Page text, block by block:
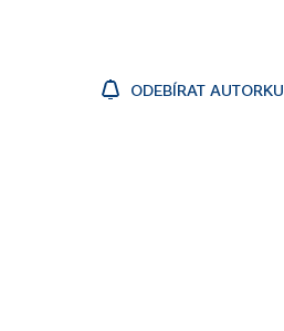
ODEBÍRAT AUTORKU